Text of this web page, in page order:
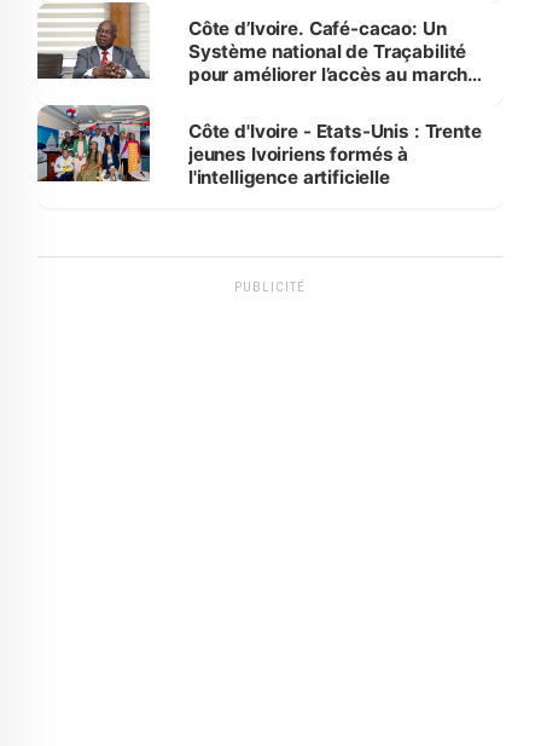
Côte d’Ivoire. Café-cacao: Un
Système national de Traçabilité
pour améliorer l’accès au marché
Côte d'Ivoire - Etats-Unis : Trente
jeunes Ivoiriens formés à
l'intelligence artificielle
PUBLICITÉ